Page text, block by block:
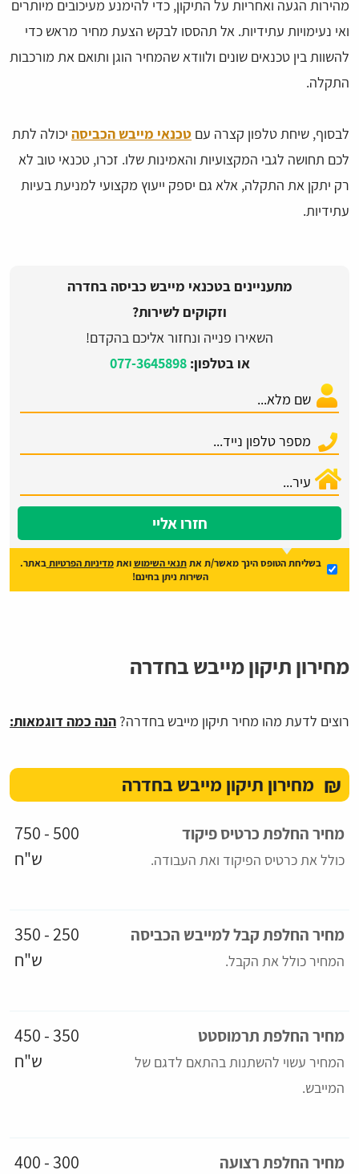
מהירות הגעה ואחריות על התיקון, כדי להימנע מעיכובים מיותרים
ואי נעימויות עתידיות. אל תהססו לבקש הצעת מחיר מראש כדי
להשוות בין טכנאים שונים ולוודא שהמחיר הוגן ותואם את מורכבות
התקלה.
לבסוף, שיחת טלפון קצרה עם טכנאי מייבש הכביסה יכולה לתת
לכם תחושה לגבי המקצועיות והאמינות שלו. זכרו, טכנאי טוב לא
רק יתקן את התקלה, אלא גם יספק ייעוץ מקצועי למניעת בעיות
עתידיות.
מתעניינים בטכנאי מייבש כביסה בחדרה
וזקוקים לשירות?
השאירו פנייה ונחזור אליכם בהקדם!
או בטלפון:077-3645898
חזרו אליי
בשליחת הטופס הינך מאשר/ת אתתנאי השימושואתמדיניות הפרטיות באתר.
השירות ניתן בחינם!
מחירון תיקון מייבש בחדרה
רוצים לדעת מהו מחיר תיקון מייבש בחדרה? הנה כמה דוגמאות:
₪ מחירון תיקון מייבש בחדרה
מחיר החלפת כרטיס פיקוד
כולל את כרטיס הפיקוד ואת העבודה.
500 - 750
ש"ח
מחיר החלפת קבל למייבש הכביסה
המחיר כולל את הקבל.
250 - 350
ש"ח
מחיר החלפת תרמוסטט
המחיר עשוי להשתנות בהתאם לדגם של
המייבש.
350 - 450
ש"ח
מחיר החלפת רצועה
300 - 400